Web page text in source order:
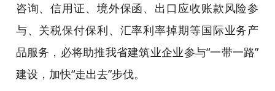
咨询、信用证、境外保函、出口应收账款风险参
与、关税保付保利、汇率利率掉期等国际业务产
品服务，必将助推我省建筑业企业参与“一带一路”
建设，加快“走出去”步伐。